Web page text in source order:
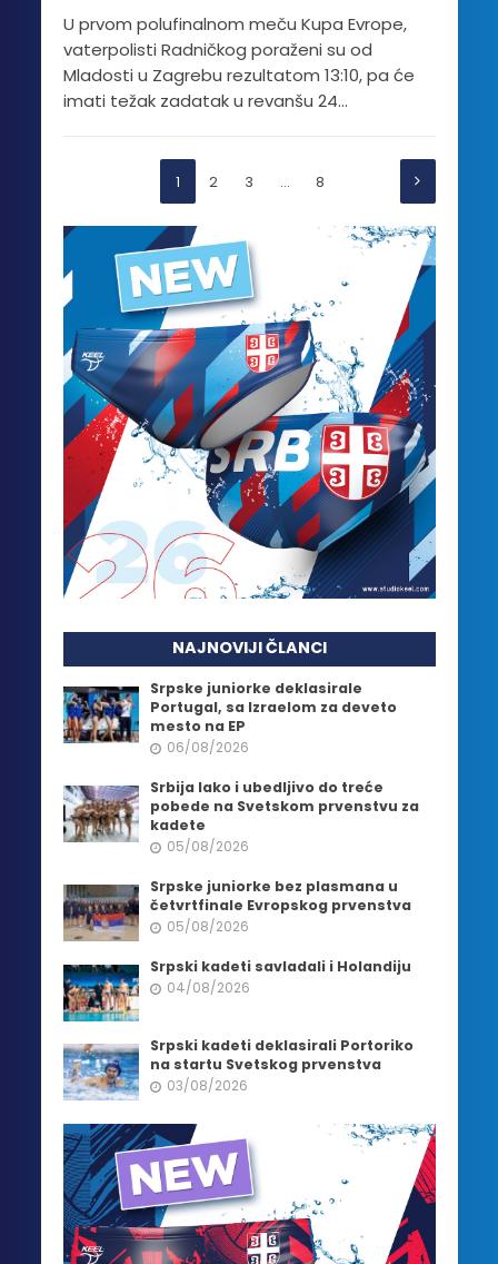
U prvom polufinalnom meču Kupa Evrope,
vaterpolisti Radničkog poraženi su od
Mladosti u Zagrebu rezultatom 13:10, pa će
imati težak zadatak u revanšu 24...
1 2 3 … 8
NAJNOVIJI ČLANCI
Srpske juniorke deklasirale
Portugal, sa Izraelom za deveto
mesto na EP
06/08/2026
Srbija lako i ubedljivo do treće
pobede na Svetskom prvenstvu za
kadete
05/08/2026
Srpske juniorke bez plasmana u
četvrtfinale Evropskog prvenstva
05/08/2026
Srpski kadeti savladali i Holandiju
04/08/2026
Srpski kadeti deklasirali Portoriko
na startu Svetskog prvenstva
03/08/2026